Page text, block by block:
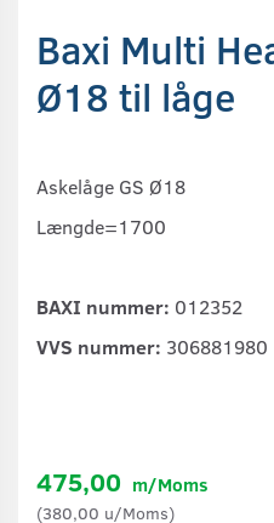
Baxi Multi
Ø18 til låge
Askelåge GS Ø18
Længde=1700
BAXI nummer: 012352
VVS nummer: 306881980
475,00 m/Moms
(380,00 u/Moms)